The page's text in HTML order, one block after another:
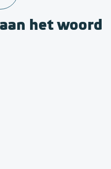
het woord